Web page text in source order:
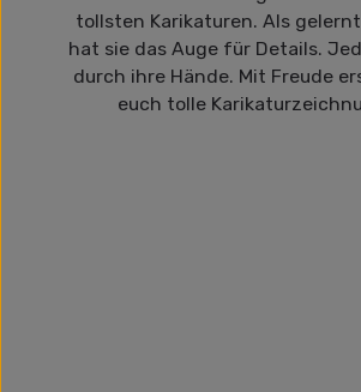
tollsten Karikaturen. Als
hat sie das Auge für Details.
durch ihre Hände. Mit Freude
euch tolle